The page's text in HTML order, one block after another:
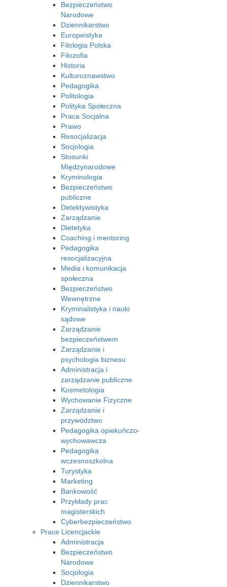
Bezpieczeństwo
Narodowe
Dziennikarstwo
Europeistyka
Filologia Polska
Filozofia
Historia
Kulturoznawstwo
Pedagogika
Politologia
Polityka Społeczna
Praca Socjalna
Prawo
Resocjalizacja
Socjologia
Stosunki
Międzynarodowe
Kryminologia
Bezpieczeństwo
publiczne
Detektywistyka
Zarządzanie
Dietetyka
Coaching i mentoring
Pedagogika
resocjalizacyjna
Media i komunikacja
społeczna
Bezpieczeństwo
Wewnętrzne
Kryminalistyka i nauki
sądowe
Zarządzanie
bezpieczeństwem
Zarządzanie i
psychologia biznesu
Administracja i
zarządzanie publiczne
Kosmetologia
Wychowanie Fizyczne
Zarządzanie i
przywództwo
Pedagogika opiekuńczo-
wychowawcza
Pedagogika
wczesnoszkolna
Turystyka
Marketing
Bankowość
Przykłady prac
magisterskich
Cyberbezpieczeństwo
Prace Licencjackie
Administracja
Bezpieczeństwo
Narodowe
Socjologia
Dziennikarstwo